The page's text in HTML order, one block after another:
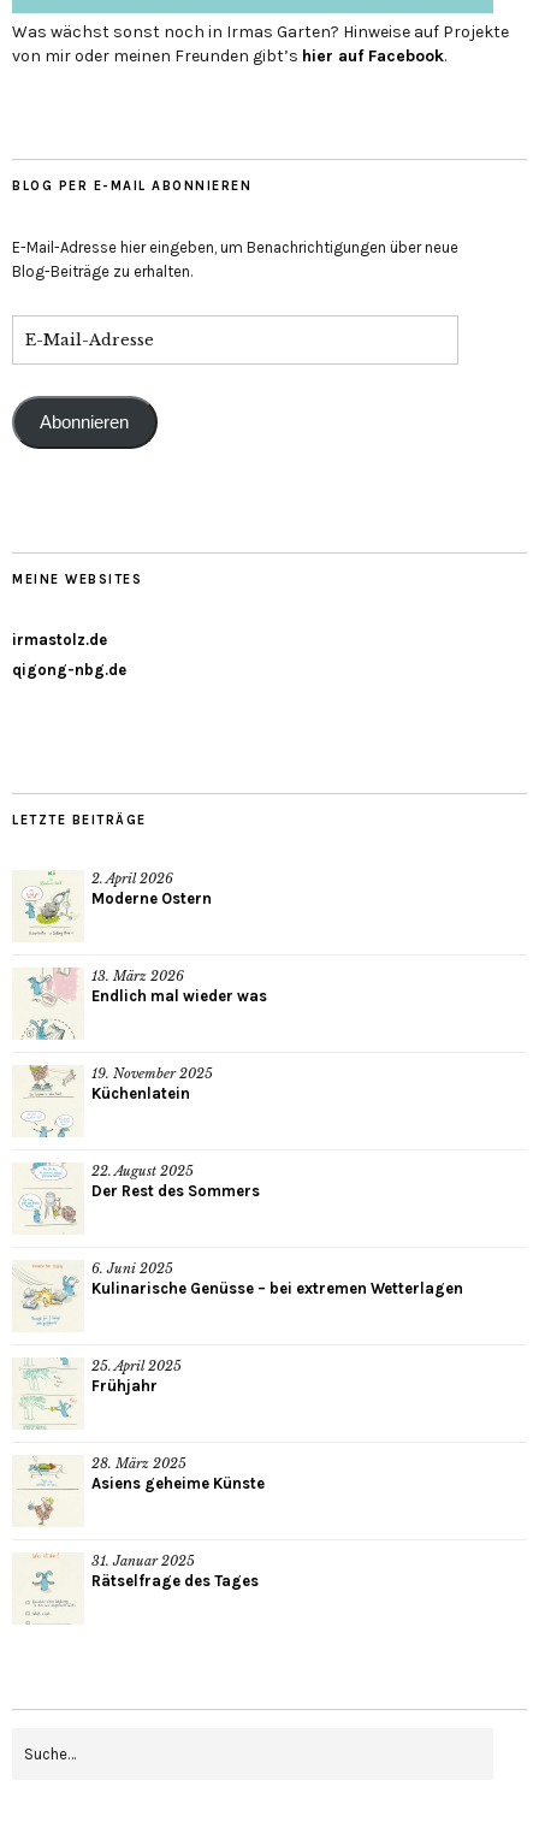
Was wächst sonst noch in Irmas Garten? Hinweise auf Projekte
von mir oder meinen Freunden gibt’s hier auf Face­book.
BLOG PER E-MAIL ABONNIEREN
E-Mail-Adresse hier eingeben, um Benachrichtigungen über neue
Blog-Beiträge zu erhalten.
Abonnieren
MEINE WEBSITES
irmastolz.de
qigong-nbg.de
LETZTE BEITRÄGE
2. April 2026
Moderne Ostern
13. März 2026
Endlich mal wieder was
19. November 2025
Küchenlatein
22. August 2025
Der Rest des Sommers
6. Juni 2025
Kulinarische Genüsse – bei extremen Wetterlagen
25. April 2025
Frühjahr
28. März 2025
Asiens geheime Künste
31. Januar 2025
Rätselfrage des Tages